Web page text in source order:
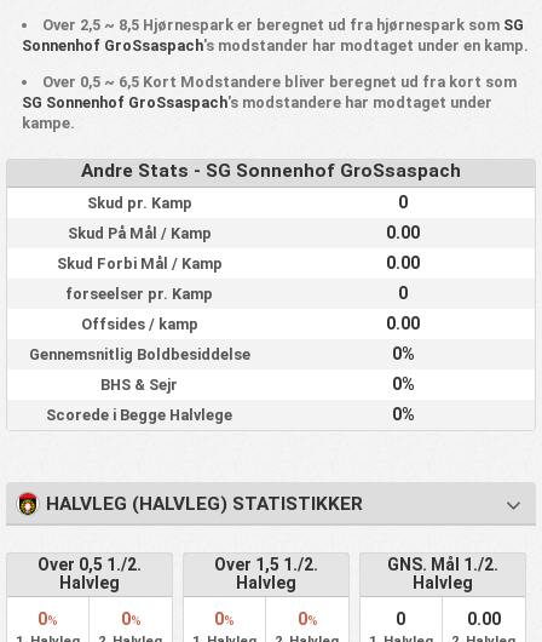
Over 2,5 ~ 8,5 Hjørnespark er beregnet ud fra hjørnespark som SG
Sonnenhof GroSsaspach's modstander har modtaget under en kamp.
Over 0,5 ~ 6,5 Kort Modstandere bliver beregnet ud fra kort som
SG Sonnenhof GroSsaspach's modstandere har modtaget under
kampe.
Andre Stats - SG Sonnenhof GroSsaspach
Skud pr. Kamp 0
Skud På Mål / Kamp 0.00
Skud Forbi Mål / Kamp 0.00
forseelser pr. Kamp 0
Offsides / kamp 0.00
Gennemsnitlig Boldbesiddelse 0%
BHS & Sejr 0%
Scorede i Begge Halvlege 0%
HALVLEG (HALVLEG) STATISTIKKER
Over 0,5 1./2.
Halvleg
0%
0%
Over 1,5 1./2.
Halvleg
0%
0%
GNS. Mål 1./2.
Halvleg
0
0.00